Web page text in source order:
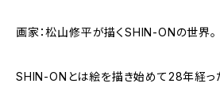
画家：松山修平が描くSHIN-ONの世界。
SHIN-ONとは絵を描き始めて28年経